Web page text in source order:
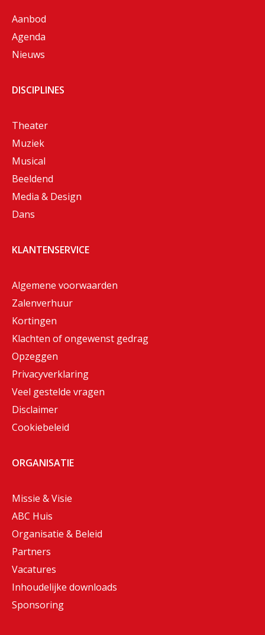
Aanbod
Agenda
Nieuws
DISCIPLINES
Theater
Muziek
Musical
Beeldend
Media & Design
Dans
KLANTENSERVICE
Algemene voorwaarden
Zalenverhuur
Kortingen
Klachten of ongewenst gedrag
Opzeggen
Privacyverklaring
Veel gestelde vragen
Disclaimer
Cookiebeleid
ORGANISATIE
Missie & Visie
ABC Huis
Organisatie & Beleid
Partners
Vacatures
Inhoudelijke downloads
Sponsoring